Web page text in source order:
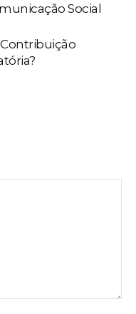
Social
Contribuição